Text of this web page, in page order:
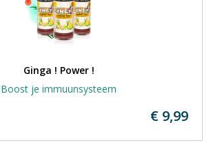
Ginga ! Power !
Boost je immuunsysteem
€ 9,99